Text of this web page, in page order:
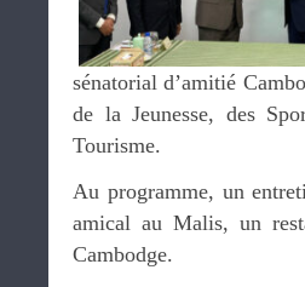
sénatorial d’amitié
de la Jeunesse, des
Tourisme.
Au programme, un
amical au Malis, un
Cambodge.